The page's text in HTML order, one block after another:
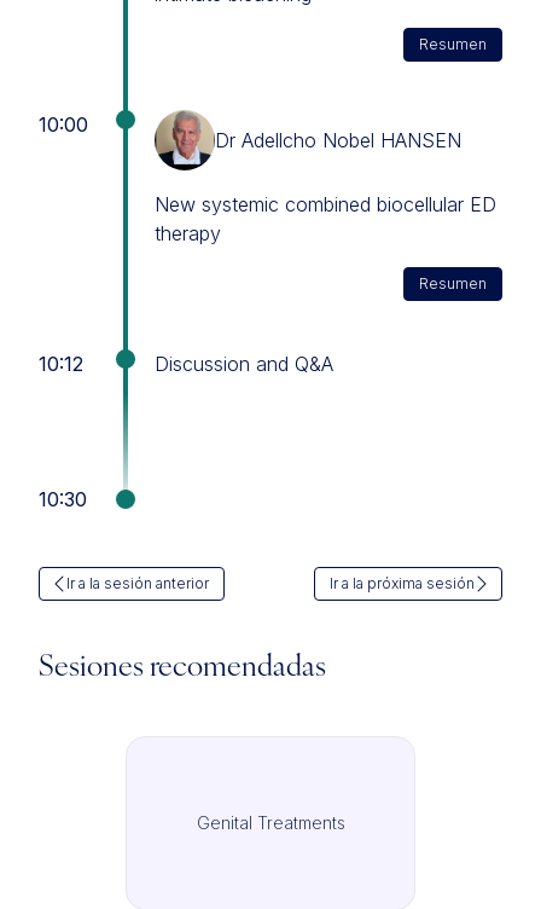
Resumen
10:00
Dr Adellcho Nobel HANSEN
New systemic combined biocellular ED
therapy
Resumen
10:12 Discussion and Q&A
10:30
Ir a la sesión anterior Ir a la próxima sesión
Sesiones recomendadas
Genital Treatments